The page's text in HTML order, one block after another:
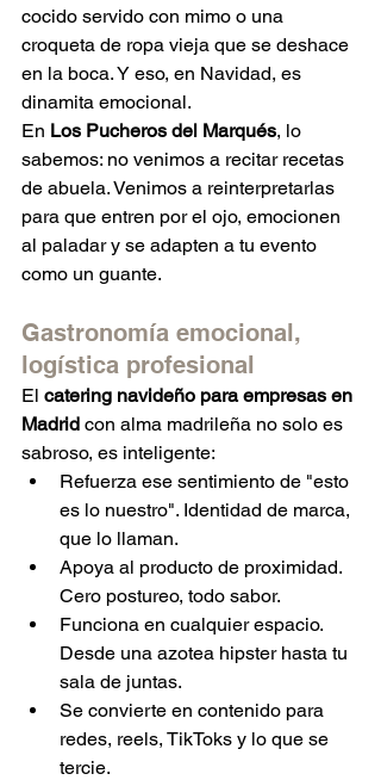
cocido servido con mimo o una
croqueta de ropa vieja que se deshace
en la boca. Y eso, en Navidad, es
dinamita emocional.
En Los Pucheros del Marqués, lo
sabemos: no venimos a recitar recetas
de abuela. Venimos a reinterpretarlas
para que entren por el ojo, emocionen
al paladar y se adapten a tu evento
como un guante.
Gastronomía emocional,
logística profesional
El catering navideño para empresas en
Madrid con alma madrileña no solo es
sabroso, es inteligente:
Refuerza ese sentimiento de "esto
es lo nuestro". Identidad de marca,
que lo llaman.
Apoya al producto de proximidad.
Cero postureo, todo sabor.
Funciona en cualquier espacio.
Desde una azotea hipster hasta tu
sala de juntas.
Se convierte en contenido para
redes, reels, TikToks y lo que se
tercie.